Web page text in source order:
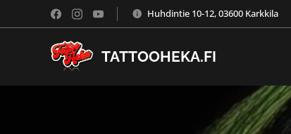
Huhdintie 10-12, 03600 Karkkila
TATTOOHEKA.FI